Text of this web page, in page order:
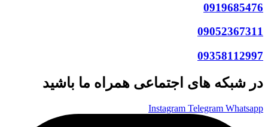
0919685476
09052367311
09358112997
در شبکه های اجتماعی همراه ما باشید
Instagram Telegram Whatsapp